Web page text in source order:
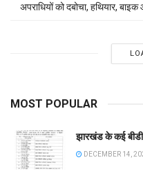
अपराधियों को दबोचा, हथियार,
MOST POPULAR
झारखंड के कई
DECEMBER 14,